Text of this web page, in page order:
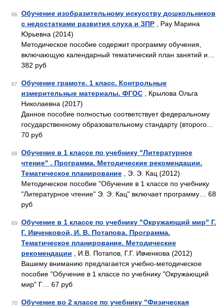
66
Обучение изобразительному искусству дошкольников
с недостатками развития слуха и ЗПР , Рау Марина
Юрьевна (2014)
Методическое пособие содержит программу обучения,
включающую календарный тематический план занятий и…
382 руб
67
Обучение грамоте. 1 класс. Контрольные
измерительные материалы. ФГОС , Крылова Ольга
Николаевна (2017)
Данное пособие полностью соответствует федеральному
государственному образовательному стандарту (второго…
70 руб
68
Обучение в 1 классе по учебнику "Литературное
чтение" . Программа. Методические рекомендации.
Тематическое планирование , Э. Э. Кац (2012)
Методическое пособие "Обучение в 1 классе по учебнику
"Литературное чтение" Э. Э. Кац" включает программу… 68
руб
69
Обучение в 1 классе по учебнику "Окружающий мир" Г.
Г. Ивченковой, И. В. Потапова. Программа.
Тематическое планирование. Методические
рекомендации , И.В. Потапов, Г.Г. Ивченкова (2012)
Вашему вниманию предлагается учебно-методическое
пособие "Обучение в 1 классе по учебнику "Окружающий
мир" Г… 67 руб
70
Обучение во 2 классе по учебнику "Физическая